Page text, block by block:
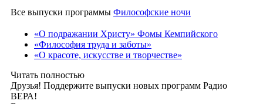
Все выпуски программы Философские ночи
«О подражании Христу» Фомы Кемпийского
«Философия труда и заботы»
«О красоте, искусстве и творчестве»
Читать полностью
Друзья! Поддержите выпуски новых программ Радио
ВЕРА!